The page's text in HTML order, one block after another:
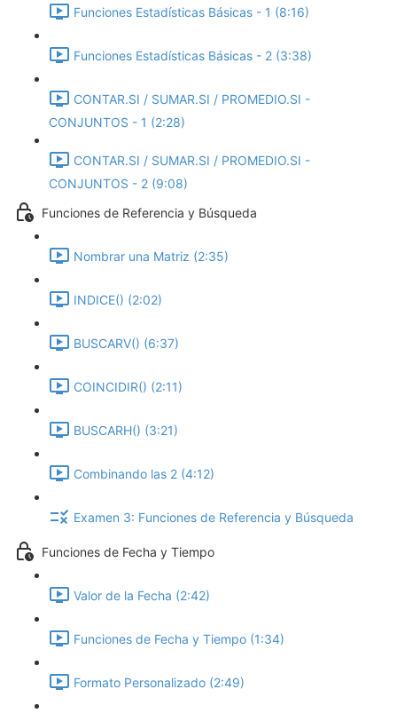
Funciones Estadísticas Básicas - 1 (8:16)
Funciones Estadísticas Básicas - 2 (3:38)
CONTAR.SI / SUMAR.SI / PROMEDIO.SI -
CONJUNTOS - 1 (2:28)
CONTAR.SI / SUMAR.SI / PROMEDIO.SI -
CONJUNTOS - 2 (9:08)
Funciones de Referencia y Búsqueda
Nombrar una Matriz (2:35)
INDICE() (2:02)
BUSCARV() (6:37)
COINCIDIR() (2:11)
BUSCARH() (3:21)
Combinando las 2 (4:12)
Examen 3: Funciones de Referencia y Búsqueda
Funciones de Fecha y Tiempo
Valor de la Fecha (2:42)
Funciones de Fecha y Tiempo (1:34)
Formato Personalizado (2:49)